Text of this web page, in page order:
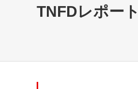
TNFDレポート